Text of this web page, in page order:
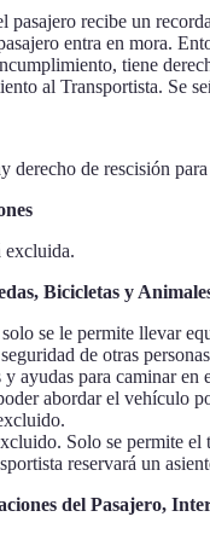
recibe un
entra en mora.
tiene
al Transportista. Se
de rescisión
excluida.
Bicicletas y
se le permite llevar
de otras
ayudas para caminar
abordar el vehículo
Solo se permite
reservará un
del Pasajero,